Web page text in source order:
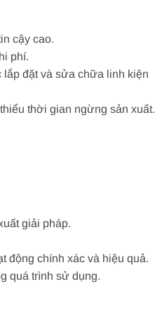
cậy cao.
phí.
lắp đặt và sửa chữa linh kiện
thời gian ngừng sản xuất.
giải pháp.
động chính xác và hiệu quả.
quá trình sử dụng.